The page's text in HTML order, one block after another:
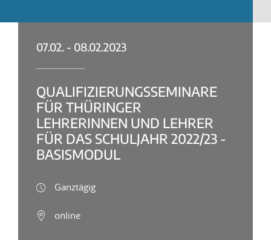
07.02. - 08.02.2023
QUALIFIZIERUNGSSEMINARE
FÜR THÜRINGER
LEHRERINNEN UND LEHRER
FÜR DAS SCHULJAHR 2022/23 -
BASISMODUL
Ganztägig
online